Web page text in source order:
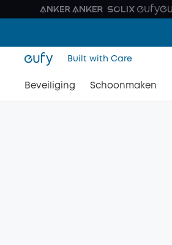
Built with Care
Beveiliging Schoonmaken